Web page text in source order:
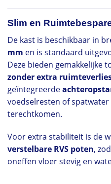
Slim en
De kast is beschikbaar in
mm en is standaard
Deze bieden gemakkelijke
zonder extra
geïntegreerde
voedselresten of
terechtkomen.
Voor extra stabiliteit is de
verstelbare RVS poten,
oneffen vloer stevig en